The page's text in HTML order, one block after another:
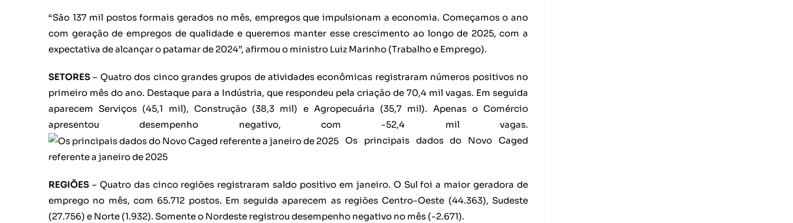
“São 137 mil postos formais gerados no mês, empregos que impulsionam a economia. Começamos o ano
com geração de empregos de qualidade e queremos manter esse crescimento ao longo de 2025, com a
expectativa de alcançar o patamar de 2024”, afirmou o ministro Luiz Marinho (Trabalho e Emprego).
SETORES – Quatro dos cinco grandes grupos de atividades econômicas registraram números positivos no
primeiro mês do ano. Destaque para a Indústria, que respondeu pela criação de 70,4 mil vagas. Em seguida
aparecem Serviços (45,1 mil), Construção (38,3 mil) e Agropecuária (35,7 mil). Apenas o Comércio
apresentou desempenho negativo, com -52,4 mil vagas.
Os principais dados do Novo Caged
referente a janeiro de 2025
REGIÕES – Quatro das cinco regiões registraram saldo positivo em janeiro. O Sul foi a maior geradora de
emprego no mês, com 65.712 postos. Em seguida aparecem as regiões Centro-Oeste (44.363), Sudeste
(27.756) e Norte (1.932). Somente o Nordeste registrou desempenho negativo no mês (-2.671).